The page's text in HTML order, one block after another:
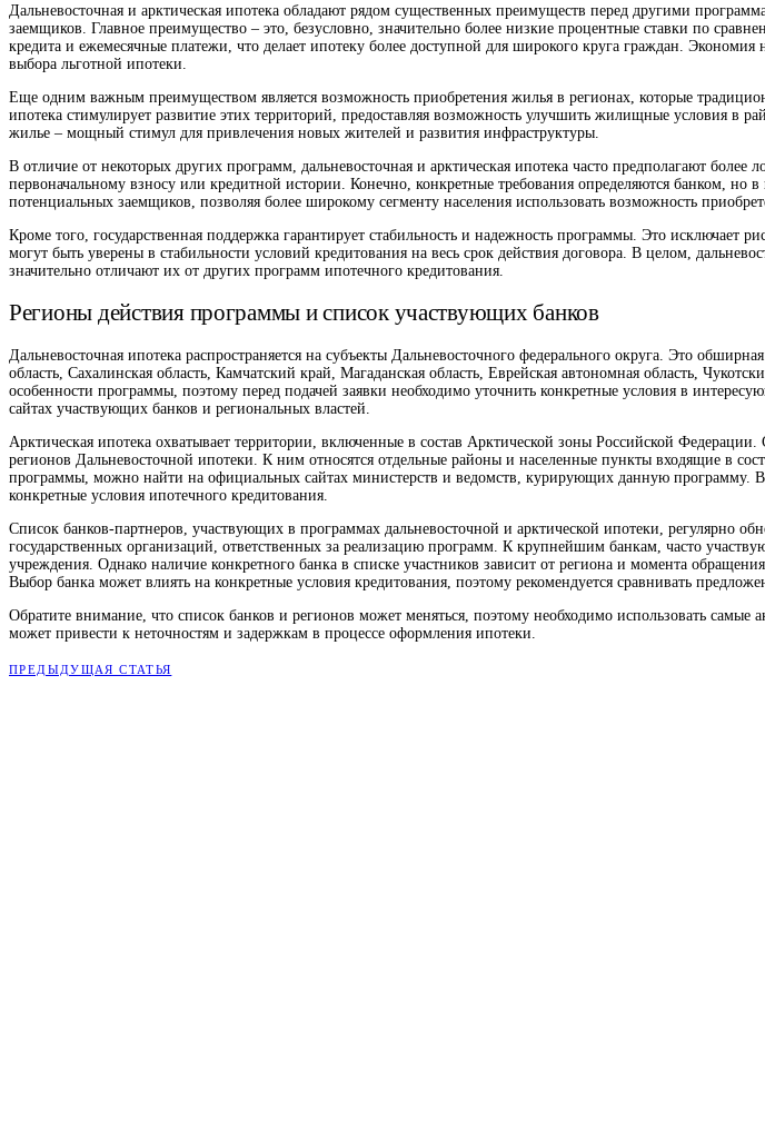
Дальневосточная и арктическая ипотека обладают рядом существенных преимуществ перед другими
заемщиков. Главное преимущество – это, безусловно, значительно более низкие процентные ставки по
кредита и ежемесячные платежи, что делает ипотеку более доступной для широкого круга граждан.
выбора льготной ипотеки.
Еще одним важным преимуществом является возможность приобретения жилья в регионах, которые
ипотека стимулирует развитие этих территорий, предоставляя возможность улучшить жилищные условия в
жилье – мощный стимул для привлечения новых жителей и развития инфраструктуры.
В отличие от некоторых других программ, дальневосточная и арктическая ипотека часто предполагают
первоначальному взносу или кредитной истории. Конечно, конкретные требования определяются банком,
потенциальных заемщиков, позволяя более широкому сегменту населения использовать возможность
Кроме того, государственная поддержка гарантирует стабильность и надежность программы. Это
могут быть уверены в стабильности условий кредитования на весь срок действия договора. В целом,
значительно отличают их от других программ ипотечного кредитования.
Регионы действия программы и список участвующих банков
Дальневосточная ипотека распространяется на субъекты Дальневосточного федерального округа. Это
область, Сахалинская область, Камчатский край, Магаданская область, Еврейская автономная область,
особенности программы, поэтому перед подачей заявки необходимо уточнить конкретные условия в
сайтах участвующих банков и региональных властей.
Арктическая ипотека охватывает территории, включенные в состав Арктической зоны Российской
регионов Дальневосточной ипотеки. К ним относятся отдельные районы и населенные пункты входящие в
программы, можно найти на официальных сайтах министерств и ведомств, курирующих данную программу.
конкретные условия ипотечного кредитования.
Список банков-партнеров, участвующих в программах дальневосточной и арктической ипотеки, регулярно
государственных организаций, ответственных за реализацию программ. К крупнейшим банкам, часто
учреждения. Однако наличие конкретного банка в списке участников зависит от региона и момента
Выбор банка может влиять на конкретные условия кредитования, поэтому рекомендуется сравнивать
Обратите внимание, что список банков и регионов может меняться, поэтому необходимо использовать
может привести к неточностям и задержкам в процессе оформления ипотеки.
ПРЕДЫДУЩАЯ СТАТЬЯ